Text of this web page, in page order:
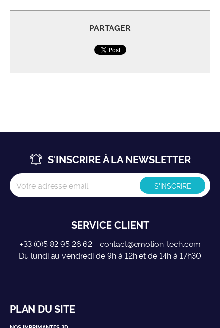
PARTAGER
S'INSCRIRE À LA NEWSLETTER
SERVICE CLIENT
+33 (0)5 82 95 26 62 - contact@emotion-tech.com
Du lundi au vendredi de 9h à 12h et de 14h à 17h30
PLAN DU SITE